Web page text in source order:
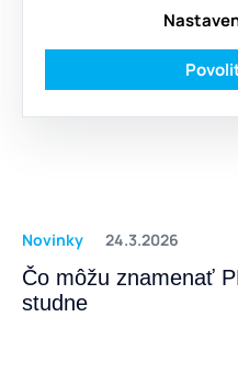
Novinky 24.3.2026
Čo môžu znamenať
studne